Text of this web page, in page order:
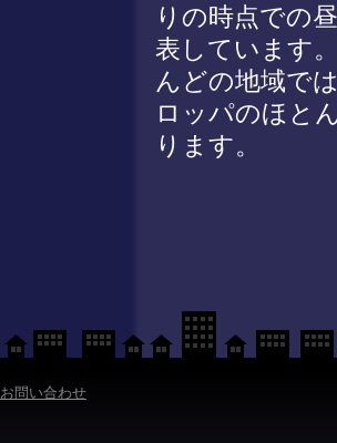
りの時点での
表しています
んどの地域で
ロッパのほと
ります。
お問い合わせ